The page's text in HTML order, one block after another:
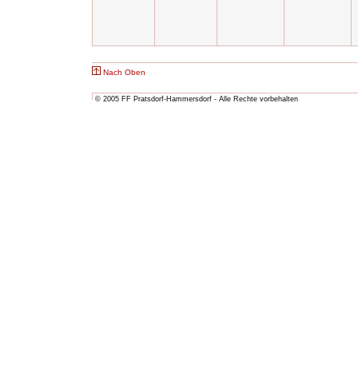
Nach Oben
© 2005 FF Pratsdorf-Hammersdorf - Alle Rechte vorbehalten